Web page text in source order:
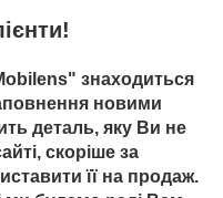
знаходиться
новими
деталь, яку Ви не
скоріше за
її на продаж.